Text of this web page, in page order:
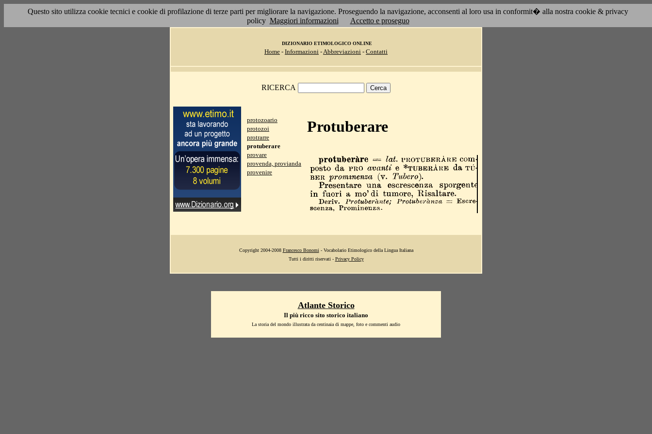
Questo sito utilizza cookie tecnici e cookie di profilazione di terze parti per migliorare la navigazione. Proseguendo la navigazione, acconsenti al loro usa in conformit� alla nostra cookie & privacy
policy Maggiori informazioni Accetto e proseguo
DIZIONARIO ETIMOLOGICO ONLINE
Home - Informazioni -Abbreviazioni - Contatti
RICERCA
protozoario
protozoi
protrarre
protuberare
provare
provenda, provianda
provenire
Protuberare
Copyright 2004-2008 Francesco Bonomi - Vocabolario Etimologico della Lingua Italiana
Tutti i diritti riservati - Privacy Policy
Atlante Storico
Il più ricco sito storico italiano
La storia del mondo illustrata da centinaia di mappe, foto e commenti audio